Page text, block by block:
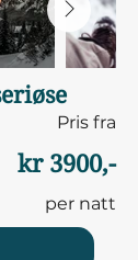
Pris fra
kr 3900,-
per natt